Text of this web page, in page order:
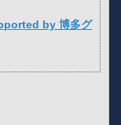
by 博多グ